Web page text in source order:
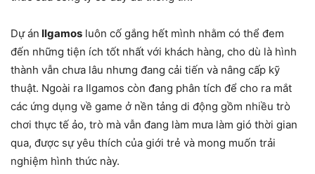
Dự án Ilgamos luôn cố gắng hết mình nhằm có thể đem
đến những tiện ích tốt nhất với khách hàng, cho dù là hình
thành vẫn chưa lâu nhưng đang cải tiến và nâng cấp kỹ
thuật. Ngoài ra Ilgamos còn đang phân tích để cho ra mắt
các ứng dụng về game ở nền tảng di động gồm nhiều trò
chơi thực tế ảo, trò mà vẫn đang làm mưa làm gió thời gian
qua, được sự yêu thích của giới trẻ và mong muốn trải
nghiệm hình thức này.